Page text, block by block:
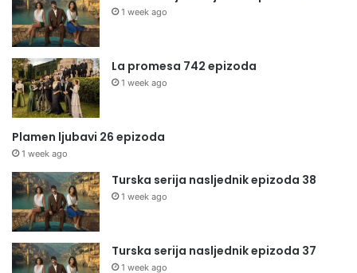
1 week ago
La promesa 742 epizoda
1 week ago
Plamen ljubavi 26 epizoda
1 week ago
Turska serija nasljednik epizoda 38
1 week ago
Turska serija nasljednik epizoda 37
1 week ago